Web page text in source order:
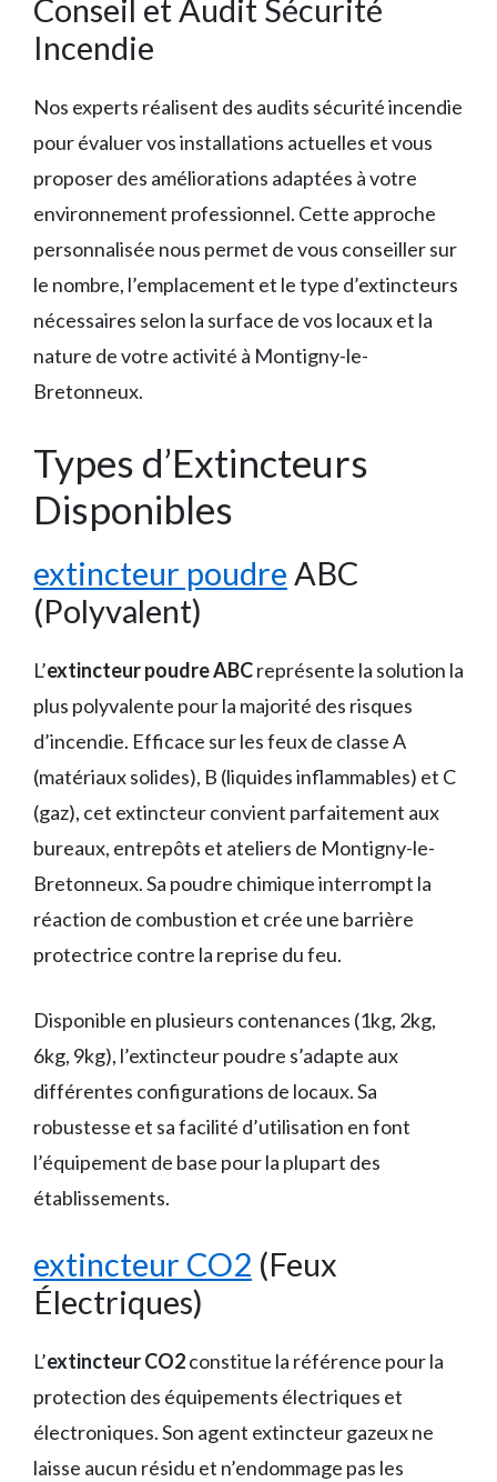
Conseil et Audit Sécurité
Incendie
Nos experts réalisent des audits sécurité incendie
pour évaluer vos installations actuelles et vous
proposer des améliorations adaptées à votre
environnement professionnel. Cette approche
personnalisée nous permet de vous conseiller sur
le nombre, l’emplacement et le type d’extincteurs
nécessaires selon la surface de vos locaux et la
nature de votre activité à Montigny-le-
Bretonneux.
Types d’Extincteurs
Disponibles
extincteur poudre ABC
(Polyvalent)
L’extincteur poudre ABCreprésente la solution la
plus polyvalente pour la majorité des risques
d’incendie. Efficace sur les feux de classe A
(matériaux solides), B (liquides inflammables) et C
(gaz), cet extincteur convient parfaitement aux
bureaux, entrepôts et ateliers de Montigny-le-
Bretonneux. Sa poudre chimique interrompt la
réaction de combustion et crée une barrière
protectrice contre la reprise du feu.
Disponible en plusieurs contenances (1kg, 2kg,
6kg, 9kg), l’extincteur poudre s’adapte aux
différentes configurations de locaux. Sa
robustesse et sa facilité d’utilisation en font
l’équipement de base pour la plupart des
établissements.
extincteur CO2 (Feux
Électriques)
L’extincteur CO2constitue la référence pour la
protection des équipements électriques et
électroniques. Son agent extincteur gazeux ne
laisse aucun résidu et n’endommage pas les